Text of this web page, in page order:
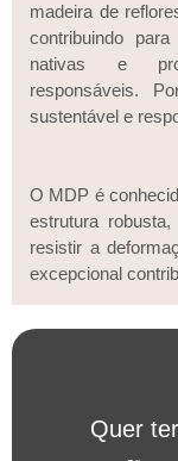
madeira de
contribuindo
nativas e
responsáveis.
sustentável e
O MDP é
estrutura
resistir a
excepcional
Quer